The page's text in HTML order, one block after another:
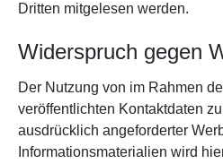
Dritten mitgelesen werden.
Widerspruch gegen
Der Nutzung von im Rahmen
veröffentlichten Kontaktdaten
ausdrücklich angeforderter
Informationsmaterialien wird